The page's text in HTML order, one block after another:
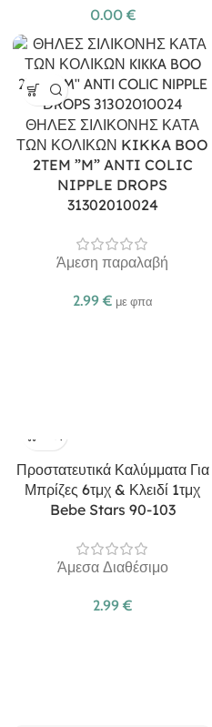
0.00 €
ΘΗΛΕΣ ΣΙΛΙΚΟΝΗΣ ΚΑΤΑ
ΤΩΝ ΚΟΛΙΚΩΝ KIKKA BOO
2TEM ”M” ANTI COLIC
NIPPLE DROPS
31302010024
Άμεση παραλαβή
2.99 € με φπα
Προστατευτικά Καλύμματα Για
Μπρίζες 6τμχ & Κλειδί 1τμχ
Bebe Stars 90-103
Άμεσα Διαθέσιμο
2.99 €